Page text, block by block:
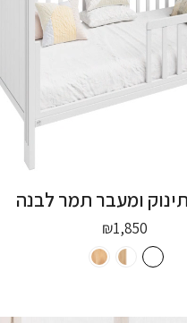
ומעבר תמר לבנה
₪1,850